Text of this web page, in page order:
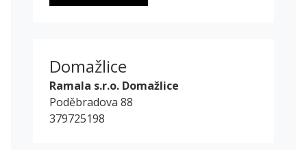
Domažlice
Ramala s.r.o. Domažlice
Poděbradova 88
379725198